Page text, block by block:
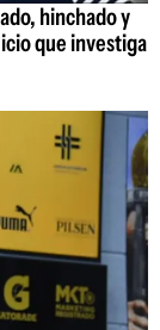
hinchado y
que investiga